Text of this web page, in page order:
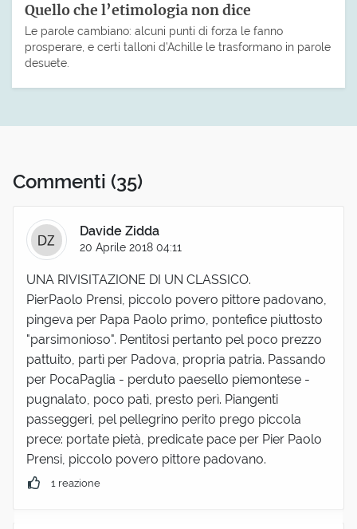
Quello che l’etimologia non dice
Le parole cambiano: alcuni punti di forza le fanno
prosperare, e certi talloni d’Achille le trasformano in parole
desuete.
Commenti (35)
Davide Zidda
20 Aprile 2018 04:11
UNA RIVISITAZIONE DI UN CLASSICO.
PierPaolo Prensi, piccolo povero pittore padovano,
pingeva per Papa Paolo primo, pontefice piuttosto
"parsimonioso". Pentitosi pertanto pel poco prezzo
pattuito, partì per Padova, propria patria. Passando
per PocaPaglia - perduto paesello piemontese -
pugnalato, poco patì, presto perì. Piangenti
passeggeri, pel pellegrino perito prego piccola
prece: portate pietà, predicate pace per Pier Paolo
Prensi, piccolo povero pittore padovano.
1 reazione